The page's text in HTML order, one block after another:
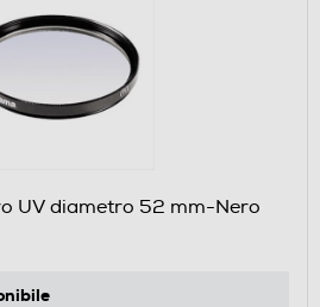
UV diametro 52 mm-Nero